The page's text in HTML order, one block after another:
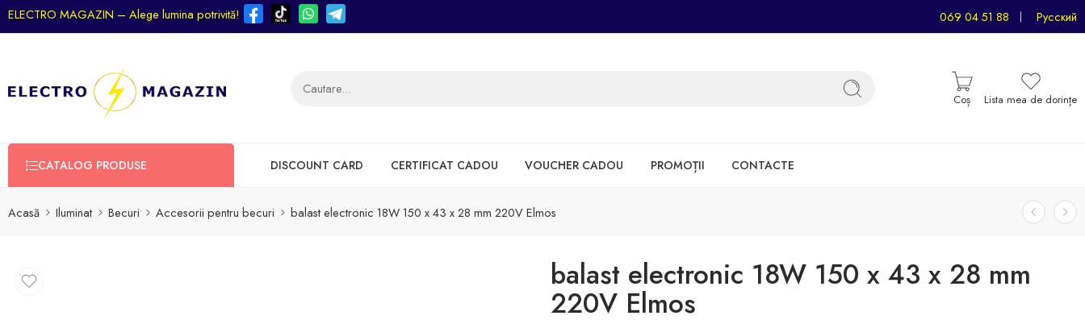
ELECTRO MAGAZIN – Alege lumina potrivită! 069 04 51 88 Русский
Coș Lista mea de dorințe
CATALOG PRODUSE DISCOUNT CARD CERTIFICAT CADOU VOUCHER CADOU PROMOȚII CONTACTE
Acasă Iluminat Becuri Accesorii pentru becuri balast electronic 18W 150 x 43 x 28 mm 220V Elmos
balast electronic 18W 150 x 43 x 28 mm
220V Elmos